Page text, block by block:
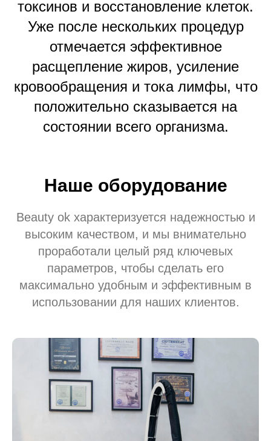
токсинов и восстановление клеток.
Уже после нескольких процедур
отмечается эффективное
расщепление жиров, усиление
кровообращения и тока лимфы, что
положительно сказывается на
состоянии всего организма.
Наше оборудование
Beauty ok характеризуется надежностью и
высоким качеством, и мы внимательно
проработали целый ряд ключевых
параметров, чтобы сделать его
максимально удобным и эффективным в
использовании для наших клиентов.